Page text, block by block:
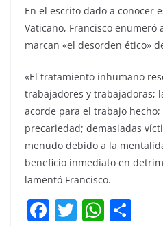
En el escrito dado a conocer
Vaticano, Francisco enumeró
marcan «el desorden ético»
«El tratamiento inhumano
trabajadores y trabajadoras;
acorde para el trabajo hecho;
precariedad; demasiadas
menudo debido a la
beneficio inmediato en
lamentó Francisco.
F T W